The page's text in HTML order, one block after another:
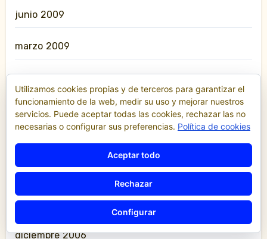
junio 2009
marzo 2009
enero 2009
noviembre 2008
junio 2008
diciembre 2007
diciembre 2006
Utilizamos cookies propias y de terceros para garantizar el
funcionamiento de la web, medir su uso y mejorar nuestros
servicios. Puede aceptar todas las cookies, rechazar las no
necesarias o configurar sus preferencias. Política de cookies
Aceptar todo
Rechazar
Configurar